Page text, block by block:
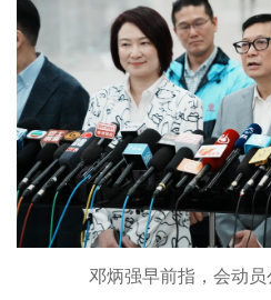
邓炳强早前指，会动员